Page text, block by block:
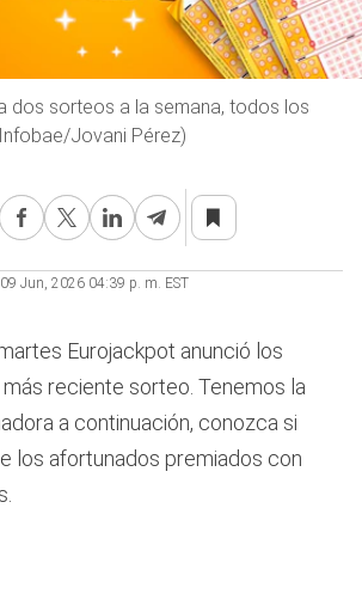
dos sorteos a la semana, todos los
Jovani Pérez)
09 Jun, 2026 04:39 p. m. EST
Eurojackpot anunció los
reciente sorteo. Tenemos la
a continuación, conozca si
los afortunados premiados con